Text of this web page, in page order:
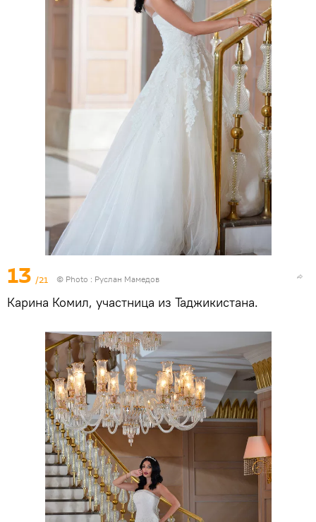
13 /21 © Photo : Руслан Мамедов
Карина Комил, участница из Таджикистана.